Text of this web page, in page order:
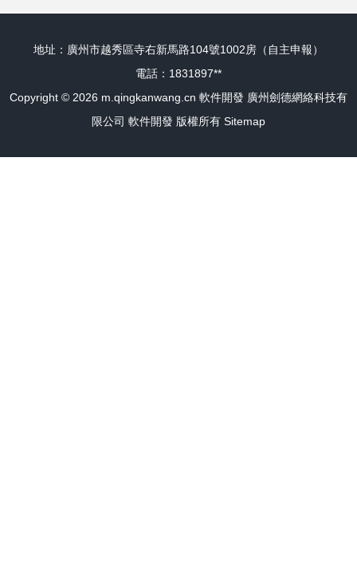
地址：廣州市越秀區寺右新馬路104號1002房（自主申報）
電話：1831897**
Copyright © 2026 m.qingkanwang.cn 軟件開發 廣州劍德網絡科技有
限公司 軟件開發 版權所有 Sitemap